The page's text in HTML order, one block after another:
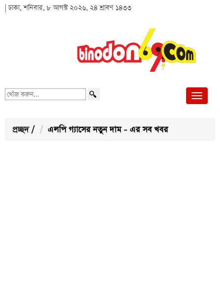
| ঢাকা, শনিবার, ৮ আগস্ট ২০২৬, ২৪ শ্রাবণ ১৪৩৩
খোঁজ
প্রচ্ছদ / এলপি গ্যাসের নতুন দাম - এর সব খবর